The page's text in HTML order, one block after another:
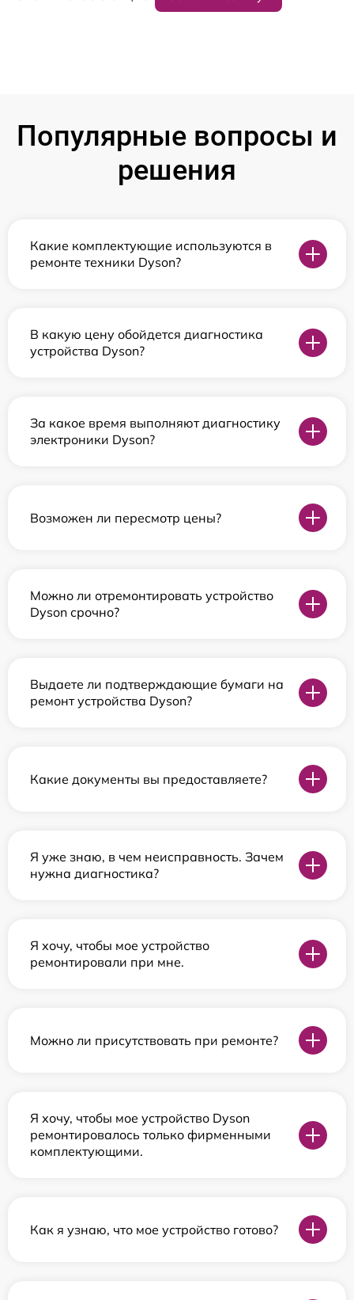
Популярные вопросы и
решения
Какие комплектующие используются в
ремонте техники Dyson?
В какую цену обойдется диагностика
устройства Dyson?
За какое время выполняют диагностику
электроники Dyson?
Возможен ли пересмотр цены?
Можно ли отремонтировать устройство
Dyson срочно?
Выдаете ли подтверждающие бумаги на
ремонт устройства Dyson?
Какие документы вы предоставляете?
Я уже знаю, в чем неисправность. Зачем
нужна диагностика?
Я хочу, чтобы мое устройство
ремонтировали при мне.
Можно ли присутствовать при ремонте?
Я хочу, чтобы мое устройство Dyson
ремонтировалось только фирменными
комплектующими.
Как я узнаю, что мое устройство готово?